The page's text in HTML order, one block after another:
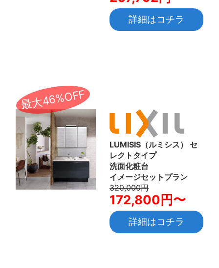
詳細はコチラ
最大46%OFF
LUMISIS（ルミシス） セ
レクトタイプ
洗面化粧台
イメージセットプラン
320,000円
172,800円〜
詳細はコチラ